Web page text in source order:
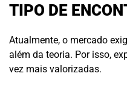
TIPO DE
Atualmente, o mercado
além da teoria. Por isso,
vez mais valorizadas.